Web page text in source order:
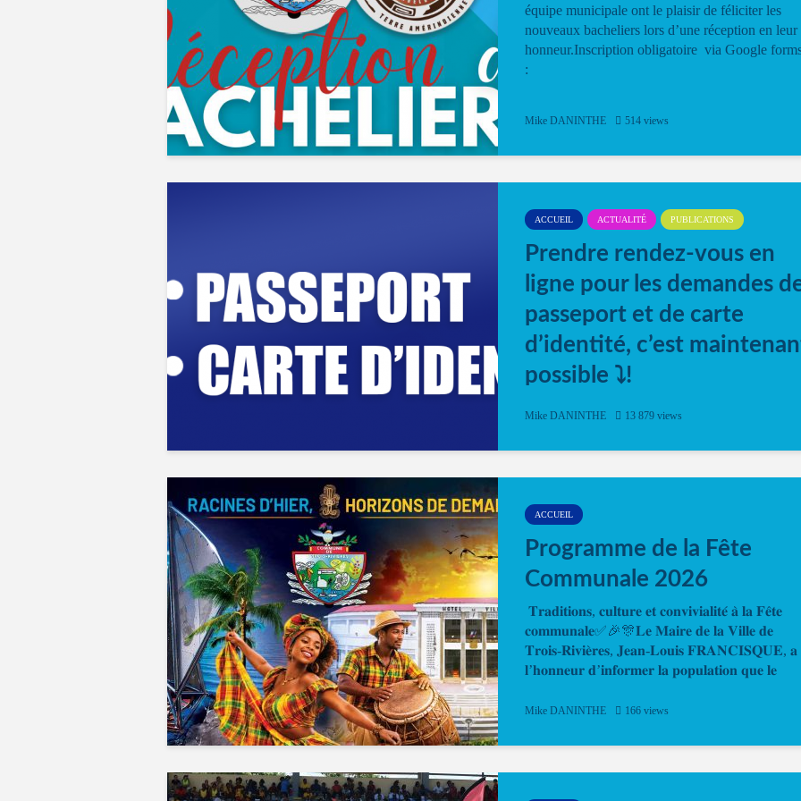
équipe municipale ont le plaisir de féliciter les
nouveaux bacheliers lors d’une réception en leur
honneur.Inscription obligatoire via Google
:
Mike DANINTHE 514 views
ACCUEIL ACTUALITÉ PUBLICATIONS
Prendre rendez-vous en
ligne pour les demandes
passeport et de carte
d’identité, c’est
possible ⤵️!
Mike DANINTHE 13 879 views
ACCUEIL
Programme de la Fête
Communale 2026
𝐓𝐫𝐚𝐝𝐢𝐭𝐢𝐨𝐧𝐬, 𝐜𝐮𝐥𝐭𝐮𝐫𝐞 𝐞𝐭 𝐜𝐨𝐧𝐯𝐢𝐯𝐢𝐚𝐥𝐢𝐭𝐞́ 𝐚̀ 𝐥𝐚 𝐅𝐞̂𝐭𝐞
𝐜𝐨𝐦𝐦𝐮𝐧𝐚𝐥𝐞✅🎉🎊𝐋𝐞 𝐌𝐚𝐢𝐫𝐞 𝐝𝐞 𝐥𝐚 𝐕𝐢𝐥𝐥𝐞 𝐝𝐞
𝐓𝐫𝐨𝐢𝐬-𝐑𝐢𝐯𝐢𝐞̀𝐫𝐞𝐬, 𝐉𝐞𝐚𝐧-𝐋𝐨𝐮𝐢𝐬 𝐅𝐑𝐀𝐍𝐂𝐈𝐒𝐐𝐔𝐄, 𝐚
𝐥’𝐡𝐨𝐧𝐧𝐞𝐮𝐫 𝐝’𝐢𝐧𝐟𝐨𝐫𝐦𝐞𝐫 𝐥𝐚 𝐩𝐨𝐩𝐮𝐥𝐚𝐭𝐢𝐨𝐧 𝐪𝐮𝐞 𝐥𝐞
Mike DANINTHE 166 views